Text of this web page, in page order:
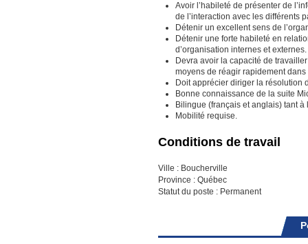
Avoir l’habileté de présenter de
de l’interaction avec les différents
Détenir un excellent sens de
Détenir une forte habileté en
d’organisation internes et externes.
Devra avoir la capacité de
moyens de réagir rapidement
Doit apprécier diriger la résolution
Bonne connaissance de la suite
Bilingue (français et anglais) tant à
Mobilité requise.
Conditions de travail
Ville : Boucherville
Province : Québec
Statut du poste : Permanent